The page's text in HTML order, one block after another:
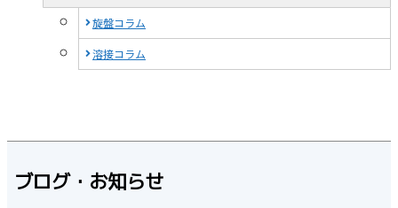
旋盤コラム
溶接コラム
ブログ・お知らせ